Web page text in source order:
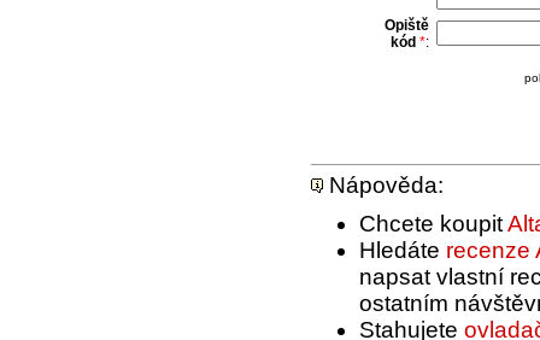
Opiště
kód *:
Nápověda:
Chcete koupit
Hledáte recenze
napsat vlastní
ostatním
Stahujete